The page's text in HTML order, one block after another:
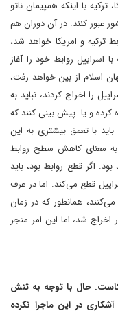
با اینکه همپیمان ناتو
عبور کنند. در آن دوران هم
ترکیه و امریکا خواهد شد،
اسراییل روابط خود را آغاز
اسلام از بین خواهد رفت،
را اخراج کردند، نباید به
کرده و یا پیش بینی کنند که
با تعمق بیشتری به این
به معنای کاهش سطح روابط
اگر قطع روابط بود، باید
قطع می‌کند. اما در عرف
همانطور که در زمان
اخراج شد، اما این امر منجر
حال با توجه به تنش
در این ماجرا نکرده